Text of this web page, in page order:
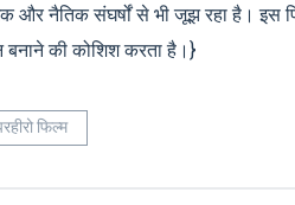
और नैतिक संघर्षों से भी जूझ रहा है। इस
की कोशिश करता है।}
फिल्म